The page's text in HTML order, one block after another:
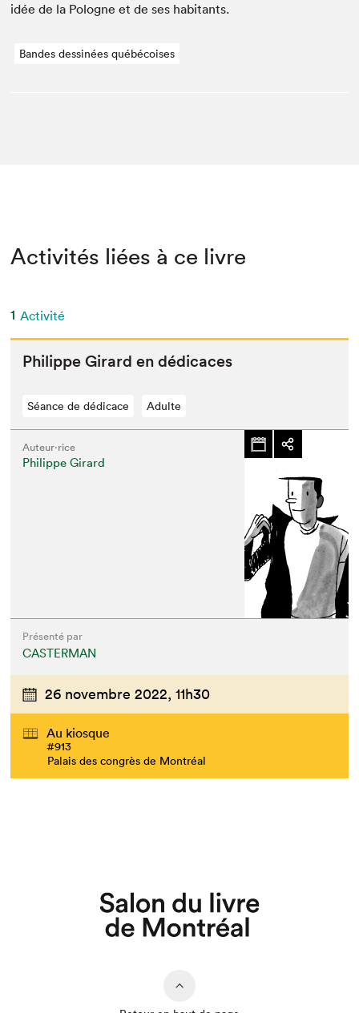
idée de la Pologne et de ses habitants.
Bandes dessinées québécoises
Activités liées à ce livre
1 Activité
Philippe Girard en dédicaces
Séance de dédicace Adulte
Auteur·rice
Philippe Girard
Présenté par
CASTERMAN
26 novembre 2022, 11h30
Au kiosque
#913
Palais des congrès de Montréal